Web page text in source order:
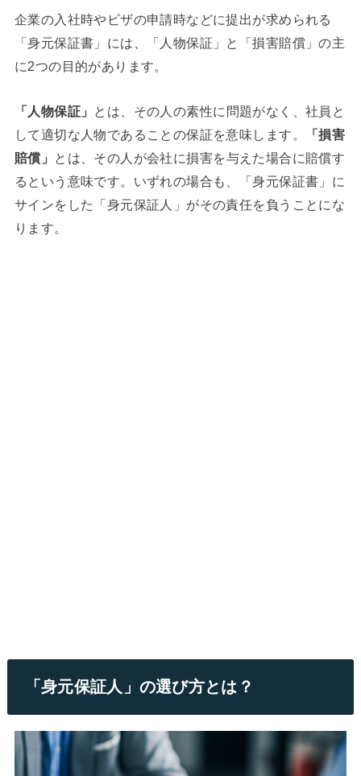
企業の入社時やビザの申請時などに提出が求められる
「身元保証書」には、「人物保証」と「損害賠償」の主
に2つの目的があります。
「人物保証」
とは、その人の素性に問題がなく、社員と
して適切な人物であることの保証を意味します。
「損害
賠償」
とは、その人が会社に損害を与えた場合に賠償す
るという意味です。いずれの場合も、「身元保証書」に
サインをした「身元保証人」がその責任を負うことにな
ります。
「身元保証人」の選び方とは？